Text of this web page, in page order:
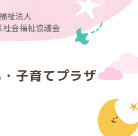
祉法人
会福祉協議会
子育てプラザ